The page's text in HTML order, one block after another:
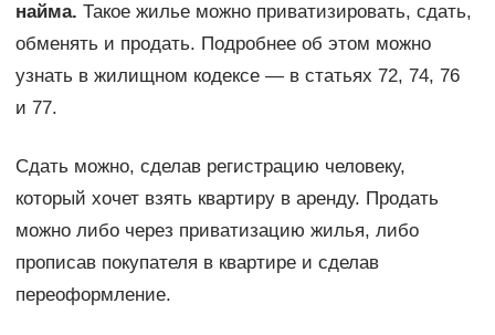
найма. Такое жилье можно приватизировать, сдать,
обменять и продать. Подробнее об этом можно
узнать в жилищном кодексе — в статьях 72, 74, 76
и 77.
Сдать можно, сделав регистрацию человеку,
который хочет взять квартиру в аренду. Продать
можно либо через приватизацию жилья, либо
прописав покупателя в квартире и сделав
переоформление.